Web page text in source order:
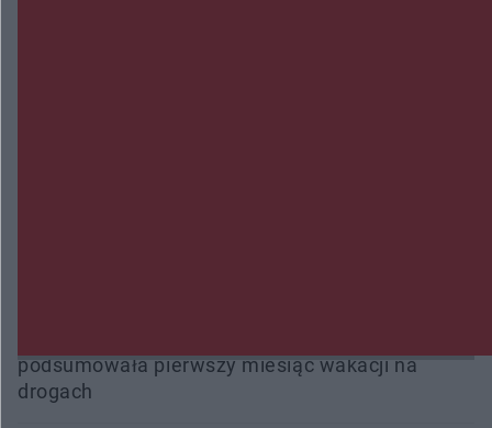
podsumowała pierwszy miesiąc wakacji na
drogach